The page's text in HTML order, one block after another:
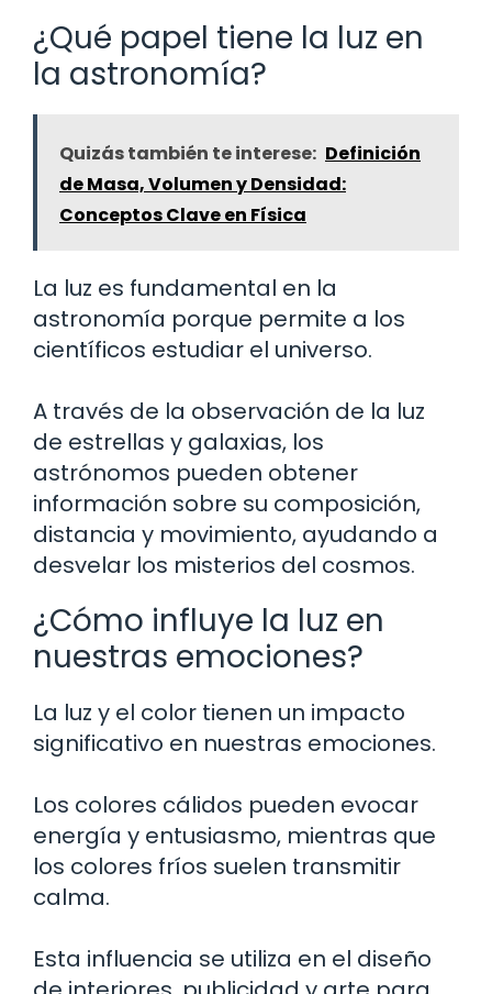
¿Qué papel tiene la luz en
la astronomía?
Quizás también te interese: Definición
de Masa, Volumen y Densidad:
Conceptos Clave en Física
La luz es fundamental en la
astronomía porque permite a los
científicos estudiar el universo.
A través de la observación de la luz
de estrellas y galaxias, los
astrónomos pueden obtener
información sobre su composición,
distancia y movimiento, ayudando a
desvelar los misterios del cosmos.
¿Cómo influye la luz en
nuestras emociones?
La luz y el color tienen un impacto
significativo en nuestras emociones.
Los colores cálidos pueden evocar
energía y entusiasmo, mientras que
los colores fríos suelen transmitir
calma.
Esta influencia se utiliza en el diseño